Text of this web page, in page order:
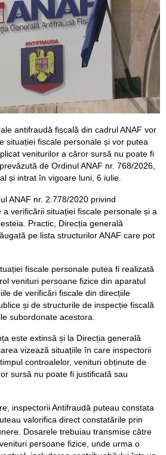
antifraudă fiscală din cadrul ANAF vor
situației fiscale personale și vor putea
veniturilor a căror sursă nu poate fi
de Ordinul ANAF nr. 768/2026,
și intrat în vigoare luni, 6 iulie.
ANAF nr. 2.778/2020 privind
verificării situației fiscale personale și a
Practic, Direcția generală
pe lista structurilor ANAF care pot
fiscale personale putea fi realizată
venituri persoane fizice din aparatul
de verificări fiscale din direcțiile
și de structurile de inspecție fiscală
subordonate acestora.
este extinsă și la Direcția generală
vizează situațiile în care inspectorii
controalelor, venituri obținute de
sursă nu poate fi justificată sau
inspectorii Antifraudă puteau constata
valorifica direct constatările prin
Dosarele trebuiau transmise către
persoane fizice, unde urma o